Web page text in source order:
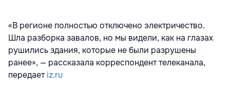
«В регионе полностью отключено электричество.
Шла разборка завалов, но мы видели, как на глазах
рушились здания, которые не были разрушены
ранее», — рассказала корреспондент телеканала,
передаетiz.ru